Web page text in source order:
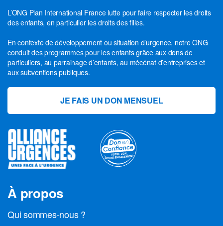
L’ONG Plan International France lutte pour faire respecter les droits
des enfants, en particulier les droits des filles.
En contexte de développement ou situation d’urgence, notre ONG
conduit des programmes pour les enfants grâce aux dons de
particuliers, au parrainage d’enfants, au mécénat d’entreprises et
aux subventions publiques.
JE FAIS UN DON MENSUEL
À propos
Qui sommes-nous ?